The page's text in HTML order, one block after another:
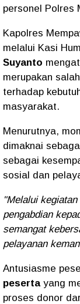
personel Polres
Kapolres
melalui Kasi
Suyanto
merupakan
terhadap
masyarakat.
Menurutnya,
dimaknai
sebagai
sosial dan
"Melalui
pengabdian
semangat
pelayanan
Antusiasme
pesertayang
proses donor